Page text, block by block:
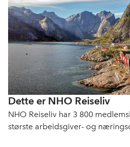
Dette er NHO Reiseliv
NHO Reiseliv har 3 800 medlemsbedrifter og er den
største arbeidsgiver- og